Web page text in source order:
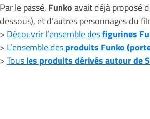
Par le passé, Funkoavait déjà proposé
dessous), et d’autres personnages du
> Découvrir l’ensemble desfigurines
> L’ensemble desproduits Funko
>Tousles produits dérivés autour de